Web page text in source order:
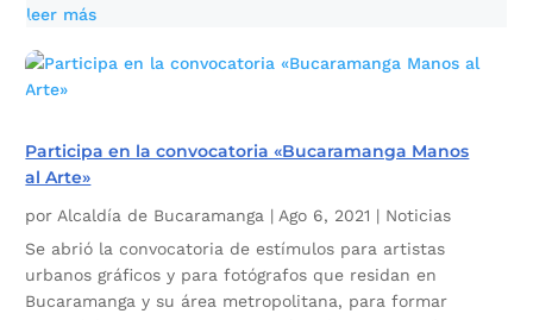
leer más
Participa en la convocatoria «Bucaramanga Manos
al Arte»
por Alcaldía de Bucaramanga | Ago 6, 2021 | Noticias
Se abrió la convocatoria de estímulos para artistas
urbanos gráficos y para fotógrafos que residan en
Bucaramanga y su área metropolitana, para formar